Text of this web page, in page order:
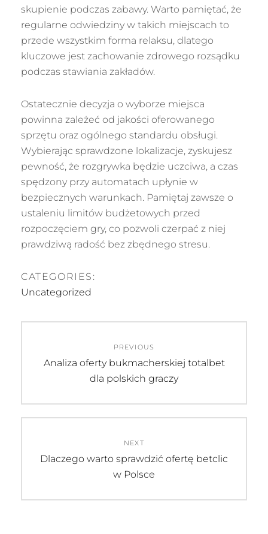
skupienie podczas zabawy. Warto pamiętać, że
regularne odwiedziny w takich miejscach to
przede wszystkim forma relaksu, dlatego
kluczowe jest zachowanie zdrowego rozsądku
podczas stawiania zakładów.
Ostatecznie decyzja o wyborze miejsca
powinna zależeć od jakości oferowanego
sprzętu oraz ogólnego standardu obsługi.
Wybierając sprawdzone lokalizacje, zyskujesz
pewność, że rozgrywka będzie uczciwa, a czas
spędzony przy automatach upłynie w
bezpiecznych warunkach. Pamiętaj zawsze o
ustaleniu limitów budżetowych przed
rozpoczęciem gry, co pozwoli czerpać z niej
prawdziwą radość bez zbędnego stresu.
CATEGORIES:
Uncategorized
selaus
PREVIOUS
Previous
Analiza oferty bukmacherskiej totalbet
dla polskich graczy
NEXT
Next
Dlaczego warto sprawdzić ofertę betclic
w Polsce